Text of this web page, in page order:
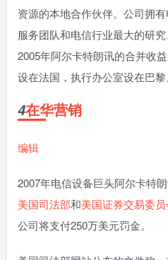
资源的本地合作伙伴。公司拥
服务团队和电信行业最大的研究
2005年阿尔卡特朗讯的合并收
设在法国，执行办公室设在巴黎
4在华营销
编辑
2007年电信设备巨头阿尔卡特
美国司法部和美国证券交易委员
公司将支付250万美元罚金。